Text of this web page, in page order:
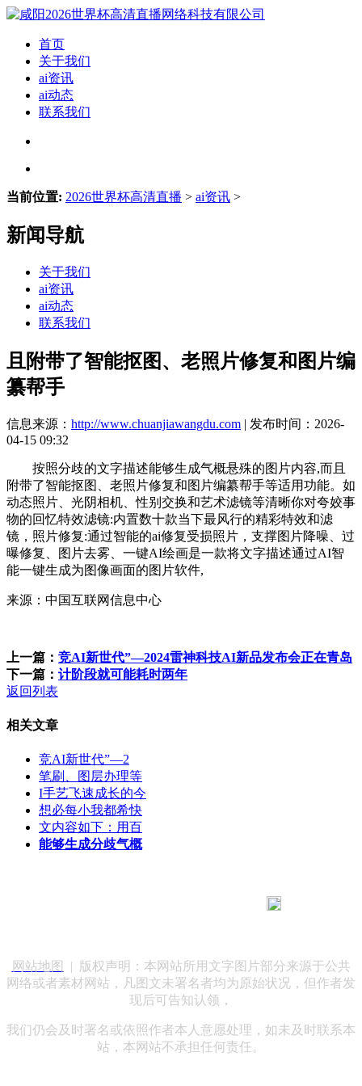
首页
关于我们
ai资讯
ai动态
联系我们
当前位置: 2026世界杯高清直播 > ai资讯 >
新闻导航
关于我们
ai资讯
ai动态
联系我们
且附带了智能抠图、老照片修复和图片编
纂帮手
信息来源： http://www.chuanjiawangdu.com | 发布时间：2026-
04-15 09:32
按照分歧的文字描述能够生成气概悬殊的图片内容,而且
附带了智能抠图、老照片修复和图片编纂帮手等适用功能。如
动态照片、光阴相机、性别交换和艺术滤镜等清晰你对夸姣事
物的回忆特效滤镜:内置数十款当下最风行的精彩特效和滤
镜，照片修复:通过智能的ai修复受损照片，支撑图片降噪、过
曝修复、图片去雾、一键AI绘画是一款将文字描述通过AI智
能一键生成为图像画面的图片软件,
来源：中国互联网信息中心
上一篇： 竞AI新世代”—2024雷神科技AI新品发布会正在青岛
下一篇： 计阶段就可能耗时两年
返回列表
相关文章
竞AI新世代”—2
笔刷、图层办理等
I手艺飞速成长的今
想必每小我都希快
文内容如下：用百
能够生成分歧气概
网站地图
| 版权声明：本网站所用文字图片部分来源于公共
网络或者素材网站，凡图文未署名者均为原始状况，但作者发
现后可告知认领，
我们仍会及时署名或依照作者本人意愿处理，如未及时联系本
站，本网站不承担任何责任。